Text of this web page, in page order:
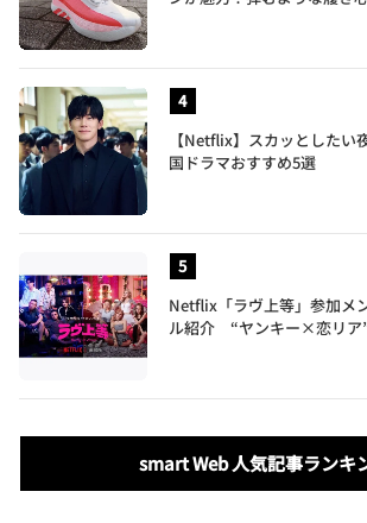
【Netflix】スカッとしたい
国ドラマおすすめ5選
Netflix「ラヴ上等」参加メ
ル紹介 “ヤンキー×恋リア
smart Web 人気記事ランキ